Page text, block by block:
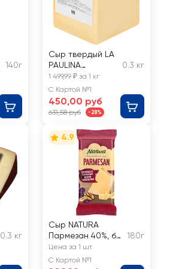
140г
Сыр твердый LA
PAULINA
Пармезан 45%,
без змж, весовой
0.3 кг
1 499,99 ₽ за 1 кг
С Картой №1
450,00 руб
631,58 руб -28%
0.3 кг
4.9
Сыр NATURA
Пармезан 40%, без
змж
180г
Цена за 1 шт
С Картой №1